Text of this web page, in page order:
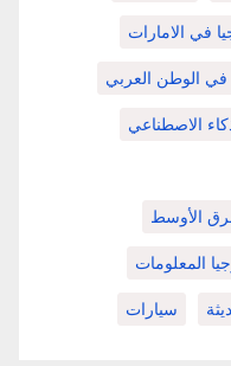
في الامارات
في الوطن العربي
الاصطناعي
الأوسط
المعلومات
سيارات